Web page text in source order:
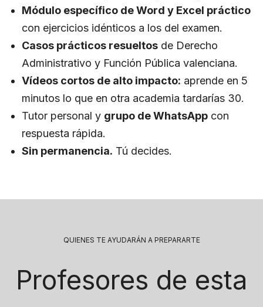
Módulo específico de Word y Excel práctico
con ejercicios idénticos a los del examen.
Casos prácticos resueltos de Derecho
Administrativo y Función Pública valenciana.
Vídeos cortos de alto impacto: aprende en 5
minutos lo que en otra academia tardarías 30.
Tutor personal y grupo de WhatsApp con
respuesta rápida.
Sin permanencia. Tú decides.
QUIENES TE AYUDARÁN A PREPARARTE
Profesores de esta